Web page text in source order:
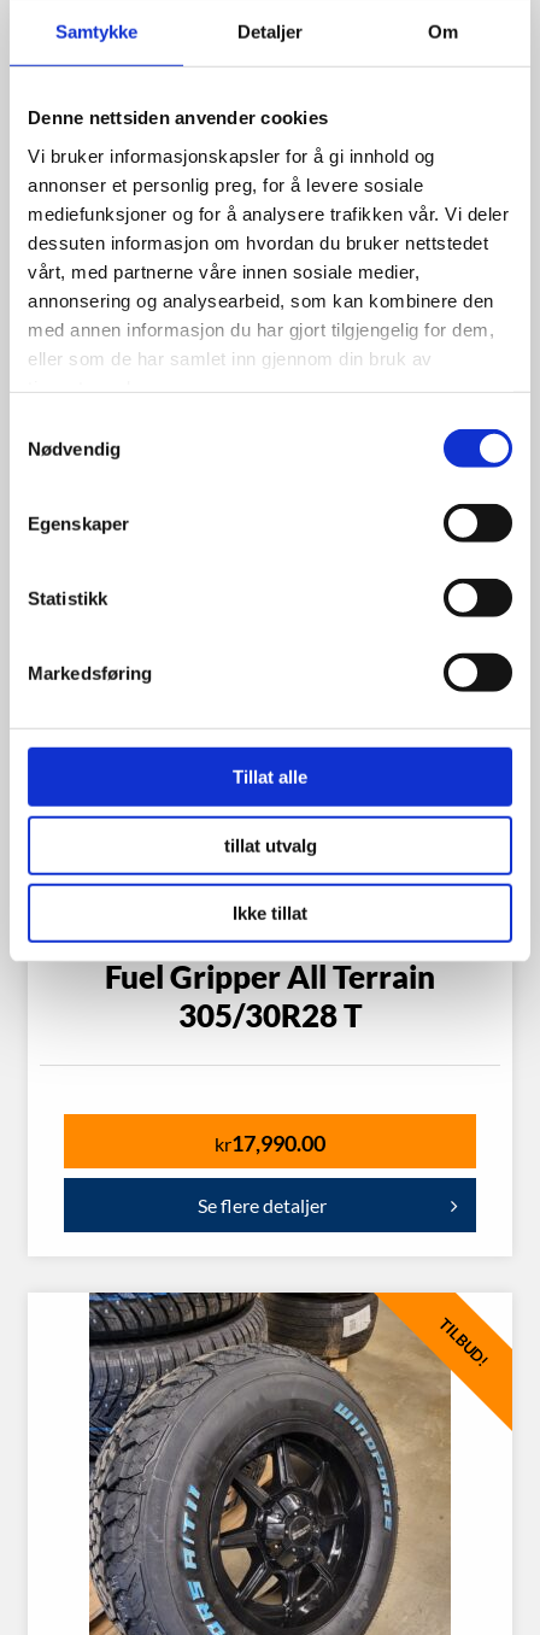
Samtykke Detaljer Om
Denne nettsiden anvender cookies
Vi bruker informasjonskapsler for å gi innhold og
annonser et personlig preg, for å levere sosiale
mediefunksjoner og for å analysere trafikken vår. Vi deler
dessuten informasjon om hvordan du bruker nettstedet
vårt, med partnerne våre innen sosiale medier,
annonsering og analysearbeid, som kan kombinere den
med annen informasjon du har gjort tilgjengelig for dem,
eller som de har samlet inn gjennom din bruk av
Nødvendig
Egenskaper
Statistikk
Markedsføring
Tillat alle
tillat utvalg
Ikke tillat
18″ Hjulpakke: 6×139 |
265/65R18 | TILBUD
Fuel Gripper All Terrain
305/30R28 T
kr17,990.00
Se flere detaljer
TILBUD!